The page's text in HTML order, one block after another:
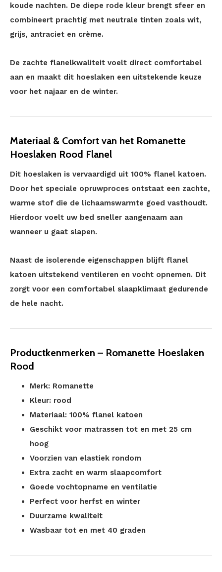
koude nachten. De diepe rode kleur brengt sfeer en
combineert prachtig met neutrale tinten zoals wit,
grijs, antraciet en crème.
De zachte flanelkwaliteit voelt direct comfortabel
aan en maakt dit hoeslaken een uitstekende keuze
voor het najaar en de winter.
Materiaal & Comfort van het Romanette
Hoeslaken Rood Flanel
Dit hoeslaken is vervaardigd uit 100% flanel katoen.
Door het speciale opruwproces ontstaat een zachte,
warme stof die de lichaamswarmte goed vasthoudt.
Hierdoor voelt uw bed sneller aangenaam aan
wanneer u gaat slapen.
Naast de isolerende eigenschappen blijft flanel
katoen uitstekend ventileren en vocht opnemen. Dit
zorgt voor een comfortabel slaapklimaat gedurende
de hele nacht.
Productkenmerken – Romanette Hoeslaken
Rood
Merk: Romanette
Kleur: rood
Materiaal: 100% flanel katoen
Geschikt voor matrassen tot en met 25 cm
hoog
Voorzien van elastiek rondom
Extra zacht en warm slaapcomfort
Goede vochtopname en ventilatie
Perfect voor herfst en winter
Duurzame kwaliteit
Wasbaar tot en met 40 graden